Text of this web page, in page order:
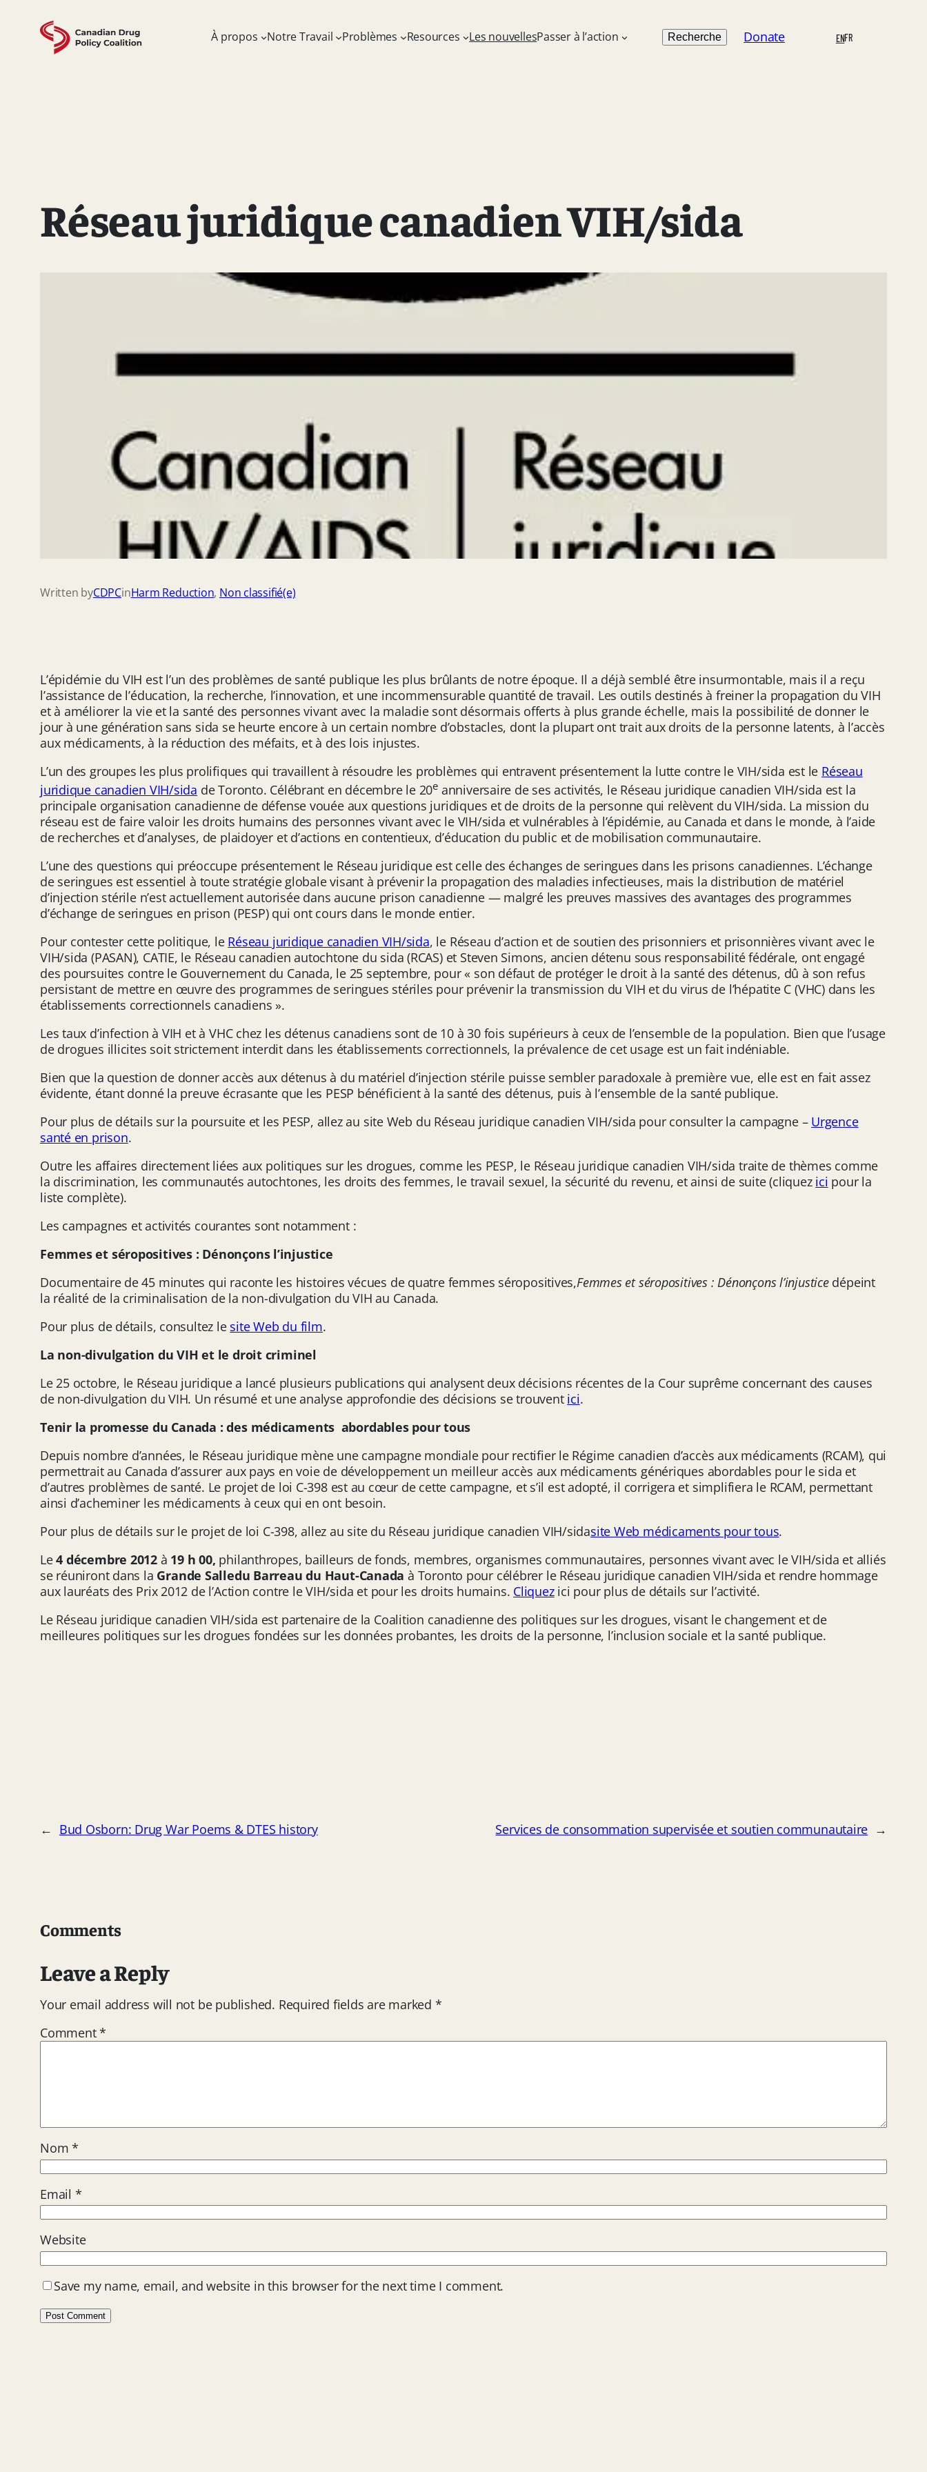
content
À propos Notre Travail Problèmes Resources Les nouvellesPasser à l’action Search
Recherche Donate ENFR
Réseau juridique canadien VIH/sida
Written byCDPCinHarm Reduction, Non classifié(e)
L’épidémie du VIH est l’un des problèmes de santé publique les plus brûlants de notre époque. Il a déjà semblé être insurmontable, mais il a reçu
l’assistance de l’éducation, la recherche, l’innovation, et une incommensurable quantité de travail. Les outils destinés à freiner la propagation du VIH
et à améliorer la vie et la santé des personnes vivant avec la maladie sont désormais offerts à plus grande échelle, mais la possibilité de donner le
jour à une génération sans sida se heurte encore à un certain nombre d’obstacles, dont la plupart ont trait aux droits de la personne latents, à l’accès
aux médicaments, à la réduction des méfaits, et à des lois injustes.
L’un des groupes les plus prolifiques qui travaillent à résoudre les problèmes qui entravent présentement la lutte contre le VIH/sida est le Réseau
juridique canadien VIH/sida de Toronto. Célébrant en décembre le 20e anniversaire de ses activités, le Réseau juridique canadien VIH/sida est la
principale organisation canadienne de défense vouée aux questions juridiques et de droits de la personne qui relèvent du VIH/sida. La mission du
réseau est de faire valoir les droits humains des personnes vivant avec le VIH/sida et vulnérables à l’épidémie, au Canada et dans le monde, à l’aide
de recherches et d’analyses, de plaidoyer et d’actions en contentieux, d’éducation du public et de mobilisation communautaire.
L’une des questions qui préoccupe présentement le Réseau juridique est celle des échanges de seringues dans les prisons canadiennes. L’échange
de seringues est essentiel à toute stratégie globale visant à prévenir la propagation des maladies infectieuses, mais la distribution de matériel
d’injection stérile n’est actuellement autorisée dans aucune prison canadienne — malgré les preuves massives des avantages des programmes
d’échange de seringues en prison (PESP) qui ont cours dans le monde entier.
Pour contester cette politique, le Réseau juridique canadien VIH/sida, le Réseau d’action et de soutien des prisonniers et prisonnières vivant avec le
VIH/sida (PASAN), CATIE, le Réseau canadien autochtone du sida (RCAS) et Steven Simons, ancien détenu sous responsabilité fédérale, ont engagé
des poursuites contre le Gouvernement du Canada, le 25 septembre, pour « son défaut de protéger le droit à la santé des détenus, dû à son refus
persistant de mettre en œuvre des programmes de seringues stériles pour prévenir la transmission du VIH et du virus de l’hépatite C (VHC) dans les
établissements correctionnels canadiens ».
Les taux d’infection à VIH et à VHC chez les détenus canadiens sont de 10 à 30 fois supérieurs à ceux de l’ensemble de la population. Bien que l’usage
de drogues illicites soit strictement interdit dans les établissements correctionnels, la prévalence de cet usage est un fait indéniable.
Bien que la question de donner accès aux détenus à du matériel d’injection stérile puisse sembler paradoxale à première vue, elle est en fait assez
évidente, étant donné la preuve écrasante que les PESP bénéficient à la santé des détenus, puis à l’ensemble de la santé publique.
Pour plus de détails sur la poursuite et les PESP, allez au site Web du Réseau juridique canadien VIH/sida pour consulter la campagne – Urgence
santé en prison.
Outre les affaires directement liées aux politiques sur les drogues, comme les PESP, le Réseau juridique canadien VIH/sida traite de thèmes comme
la discrimination, les communautés autochtones, les droits des femmes, le travail sexuel, la sécurité du revenu, et ainsi de suite (cliquez ici pour la
liste complète).
Les campagnes et activités courantes sont notamment :
Femmes et séropositives : Dénonçons l’injustice
Documentaire de 45 minutes qui raconte les histoires vécues de quatre femmes séropositives,Femmes et séropositives : Dénonçons l’injusticedépeint
la réalité de la criminalisation de la non-divulgation du VIH au Canada.
Pour plus de détails, consultez le site Web du film.
La non-divulgation du VIH et le droit criminel
Le 25 octobre, le Réseau juridique a lancé plusieurs publications qui analysent deux décisions récentes de la Cour suprême concernant des causes
de non-divulgation du VIH. Un résumé et une analyse approfondie des décisions se trouvent ici.
Tenir la promesse du Canada : des médicaments abordables pour tous
Depuis nombre d’années, le Réseau juridique mène une campagne mondiale pour rectifier le Régime canadien d’accès aux médicaments (RCAM), qui
permettrait au Canada d’assurer aux pays en voie de développement un meilleur accès aux médicaments génériques abordables pour le sida et
d’autres problèmes de santé. Le projet de loi C-398 est au cœur de cette campagne, et s’il est adopté, il corrigera et simplifiera le RCAM, permettant
ainsi d’acheminer les médicaments à ceux qui en ont besoin.
Pour plus de détails sur le projet de loi C-398, allez au site du Réseau juridique canadien VIH/sidasite Web médicaments pour tous.
Le4 décembre 2012 à 19 h 00, philanthropes, bailleurs de fonds, membres, organismes communautaires, personnes vivant avec le VIH/sida et alliés
se réuniront dans la Grande Salledu Barreau du Haut-Canadaà Toronto pour célébrer le Réseau juridique canadien VIH/sida et rendre hommage
aux lauréats des Prix 2012 de l’Action contre le VIH/sida et pour les droits humains. Cliquezici pour plus de détails sur l’activité.
Le Réseau juridique canadien VIH/sida est partenaire de la Coalition canadienne des politiques sur les drogues, visant le changement et de
meilleures politiques sur les drogues fondées sur les données probantes, les droits de la personne, l’inclusion sociale et la santé publique.
← Bud Osborn: Drug War Poems & DTES history Services de consommation supervisée et soutien communautaire →
Comments
Leave a Reply
Your email address will not be published. Required fields are marked *
Comment*
Nom*
Email *
Website
Save my name, email, and website in this browser for the next time I comment.